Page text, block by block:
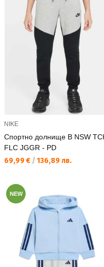
NIKE
Спортно долнище B NSW
FLC JGGR - PD
Текуща цена:
69,99 € / 136,89 лв.
NEW